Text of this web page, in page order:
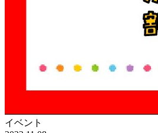
イベント